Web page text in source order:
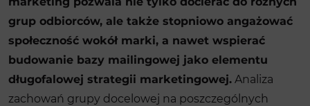
grup odbiorców, ale także stopniowo angażować
społeczność wokół marki, a nawet wspierać
budowanie bazy mailingowej jako elementu
długofalowej strategii marketingowej. Analiza
zachowań grupy docelowej na poszczególnych